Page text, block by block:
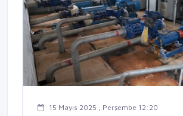
15 Mayıs 2025 , Perşembe 12:20